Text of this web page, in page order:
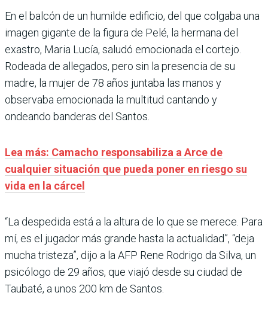
En el balcón de un humilde edificio, del que colgaba una
imagen gigante de la figura de Pelé, la hermana del
exastro, Maria Lucía, saludó emocionada el cortejo.
Rodeada de allegados, pero sin la presencia de su
madre, la mujer de 78 años juntaba las manos y
observaba emocionada la multitud cantando y
ondeando banderas del Santos.
Lea más: Camacho responsabiliza a Arce de
cualquier situación que pueda poner en riesgo su
vida en la cárcel
“La despedida está a la altura de lo que se merece. Para
mí, es el jugador más grande hasta la actualidad”, “deja
mucha tristeza”, dijo a la AFP Rene Rodrigo da Silva, un
psicólogo de 29 años, que viajó desde su ciudad de
Taubaté, a unos 200 km de Santos.